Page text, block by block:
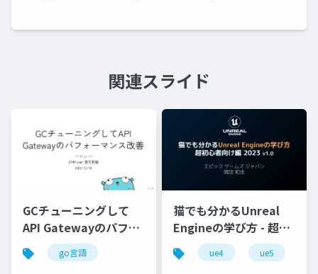
関連スライド
GCチューニングして
API Gatewayのパフォ
ーマンス改善
go言語
猫でも分かるUnreal
Engineの学び方 - 超初
心者向け編 - 2023 v1.0
ue4 ue5